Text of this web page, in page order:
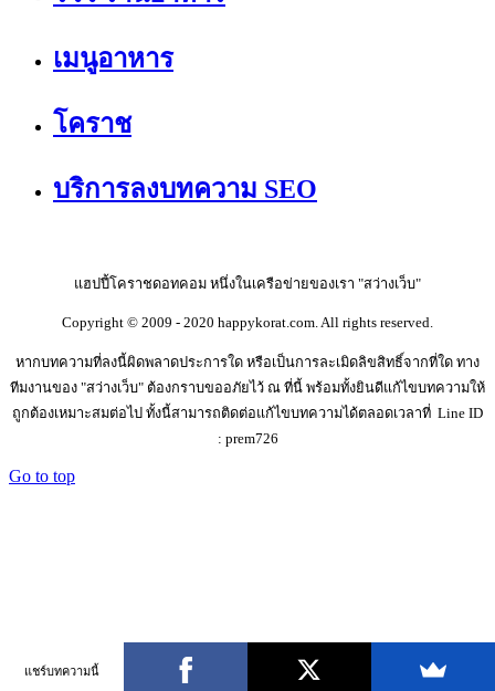
เมนูอาหาร
โคราช
บริการลงบทความ SEO
แฮปปี้โคราชดอทคอม หนึ่งในเครือข่ายของเรา "สว่างเว็บ"
Copyright © 2009 - 2020 happykorat.com. All rights reserved.
หากบทความที่ลงนี้ผิดพลาดประการใด หรือเป็นการละเมิดลิขสิทธิ์จากที่ใด ทาง
ทีมงานของ "สว่างเว็บ" ต้องกราบขออภัยไว้ ณ ที่นี้ พร้อมทั้งยินดีแก้ไขบทความให้
ถูกต้องเหมาะสมต่อไป ทั้งนี้สามารถติดต่อแก้ไขบทความได้ตลอดเวลาที่ Line ID
: prem726
Go to top
แชร์บทความนี้